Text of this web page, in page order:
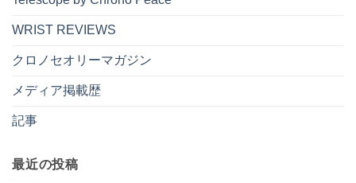
WRIST REVIEWS
クロノセオリーマガジン
メディア掲載歴
記事
最近の投稿